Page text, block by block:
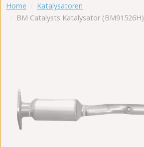
Home
Katalysatoren
BM Catalysts Katalysator (BM91526H)